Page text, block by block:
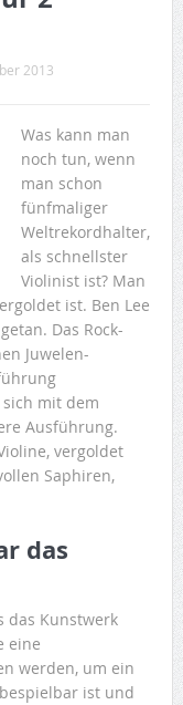
2013
Was kann man
noch tun, wenn
man schon
fünfmaliger
Weltrekordhalter,
als schnellster
Violinist ist? Man
ist. Ben Lee
Das Rock-
Juwelen-
mit dem
Ausführung.
vergoldet
Saphiren,
das
das Kunstwerk
eine
werden, um ein
ist und